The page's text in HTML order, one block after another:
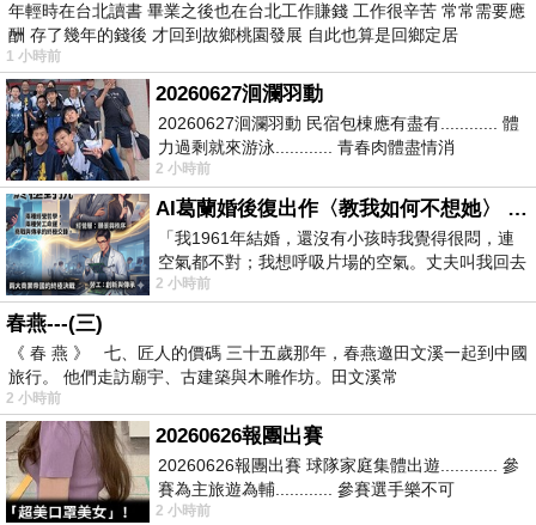
年輕時在台北讀書 畢業之後也在台北工作賺錢 工作很辛苦 常常需要應
酬 存了幾年的錢後 才回到故鄉桃園發展 自此也算是回鄉定居
1 小時前
20260627洄瀾羽動
20260627洄瀾羽動 民宿包棟應有盡有............ 體
力過剩就來游泳............ 青春肉體盡情消
磨............ 晚餐不必
2 小時前
AI葛蘭婚後復出作〈教我如何不想她〉 #戀上老電影 #葛蘭 #粟子
「我1961年結婚，還沒有小孩時我覺得很悶，連
空氣都不對；我想呼吸片場的空氣。丈夫叫我回去
試試看……拍了〈教我如何不想她〉（1963
2 小時前
春燕---(三)
《 春 燕 》 七、匠人的價碼 三十五歲那年，春燕邀田文溪一起到中國
旅行。 他們走訪廟宇、古建築與木雕作坊。田文溪常
2 小時前
20260626報團出賽
20260626報團出賽 球隊家庭集體出遊............ 參
賽為主旅遊為輔............ 參賽選手樂不可
支............ 賽前旅遊
2 小時前